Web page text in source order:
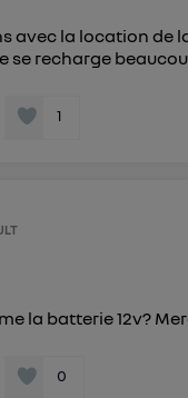
avec la location de
se recharge
1
la batterie 12v?
0